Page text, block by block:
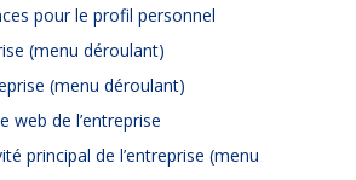
pour le profil personnel
(menu déroulant)
(menu déroulant)
web de l’entreprise
principal de l’entreprise (menu